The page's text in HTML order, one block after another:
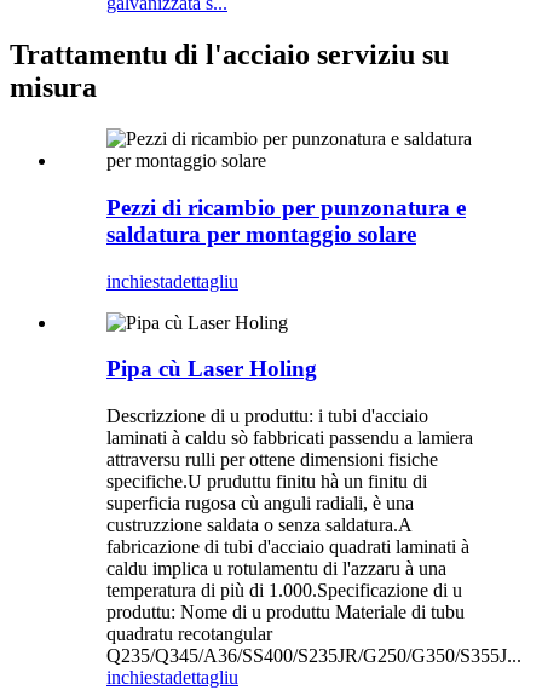
Trattamentu di l'acciaio serviziu su
misura
Pezzi di ricambio per punzonatura e
saldatura per montaggio solare
inchiestadettagliu
Pipa cù Laser Holing
Descrizzione di u produttu: i tubi d'acciaio
laminati à caldu sò fabbricati passendu a lamiera
attraversu rulli per ottene dimensioni fisiche
specifiche.U pruduttu finitu hà un finitu di
superficia rugosa cù anguli radiali, è una
custruzzione saldata o senza saldatura.A
fabricazione di tubi d'acciaio quadrati laminati à
caldu implica u rotulamentu di l'azzaru à una
temperatura di più di 1.000.Specificazione di u
produttu: Nome di u produttu Materiale di tubu
quadratu recotangular
Q235/Q345/A36/SS400/S235JR/G250/G350/S355J...
inchiestadettagliu